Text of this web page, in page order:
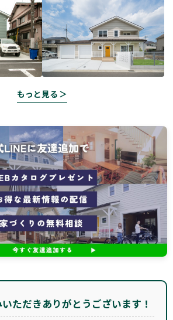
もっと見る ＞
ただきありがとうございます！